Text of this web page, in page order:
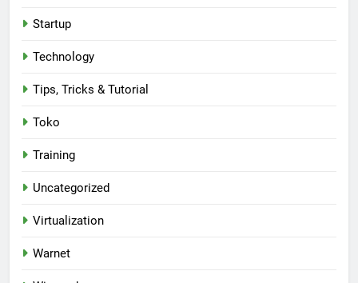
Startup
Technology
Tips, Tricks & Tutorial
Toko
Training
Uncategorized
Virtualization
Warnet